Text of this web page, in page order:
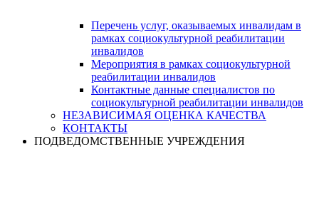
Перечень услуг, оказываемых инвалидам в
рамках социокультурной реабилитации
инвалидов
Мероприятия в рамках социокультурной
реабилитации инвалидов
Контактные данные специалистов по
социокультурной реабилитации инвалидов
НЕЗАВИСИМАЯ ОЦЕНКА КАЧЕСТВА
КОНТАКТЫ
ПОДВЕДОМСТВЕННЫЕ УЧРЕЖДЕНИЯ